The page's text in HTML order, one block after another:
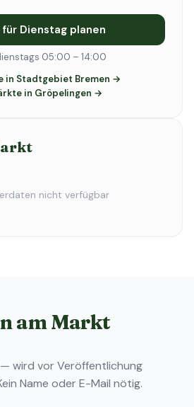
Dienstag planen
05:00 – 14:00
in Stadtgebiet Bremen →
in Gröpelingen →
nicht verfügbar
am Markt
wird vor Veröffentlichung
Name oder E-Mail nötig.